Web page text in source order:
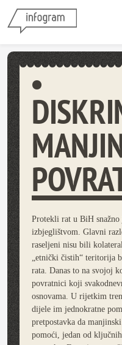
Protekli rat u BiH
izbjeglištvom. Glavni
raseljeni nisu bili
„etnički čistih“ teritorija
rata. Danas to na svojoj
povratnici koji
osnovama. U rijetkim
dijele im jednokratne
pretpostavka da
pomoći, jedan od